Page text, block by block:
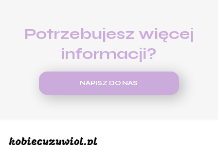
Potrzebujesz więcej
informacji?
NAPISZ DO NAS